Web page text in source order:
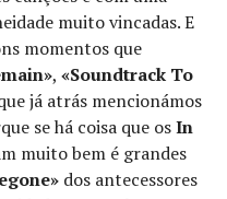
muito vincadas. E
momentos que
,«Soundtrack To
já atrás mencionámos
se há coisa que osIn
muito bem é grandes
dos antecessores